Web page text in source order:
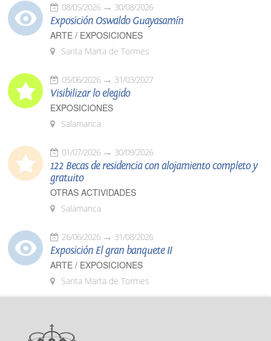
08/05/2026 30/08/2026
Exposición Oswaldo Guayasamín
ARTE / EXPOSICIONES
Santa Marta de Tormes
05/06/2026 31/03/2027
Visibilizar lo elegido
EXPOSICIONES
Salamanca
01/07/2026 30/09/2026
122 Becas de residencia con alojamiento completo y
gratuito
OTRAS ACTIVIDADES
Salamanca
26/06/2026 31/08/2026
Exposición El gran banquete II
ARTE / EXPOSICIONES
Santa Marta de Tormes